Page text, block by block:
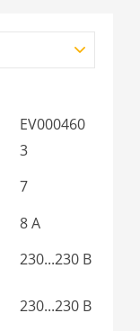
EV000460
3
7
8 А
230...230 В
230...230 В